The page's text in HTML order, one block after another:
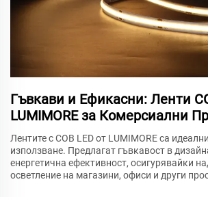
Гъвкави и Ефикасни: Ленти
LUMIMORE за Комерсиални
Лентите с COB LED от LUMIMORE са
използване. Предлагат гъвкавост в
енергетична ефективност, осигурявайки
осветление на магазини, офиси и други